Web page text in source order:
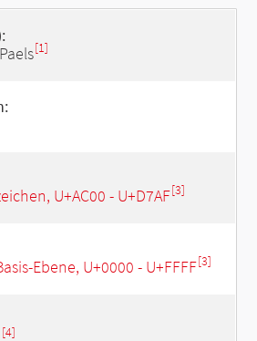
[1]
U+AC00 - U+D7AF[3]
Ebene, U+0000 - U+FFFF[3]
[4]